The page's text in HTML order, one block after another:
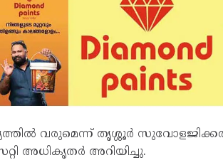
വരുമെന്ന് തൃശ്ശൂർ
അധികൃതർ അറിയിച്ചു.